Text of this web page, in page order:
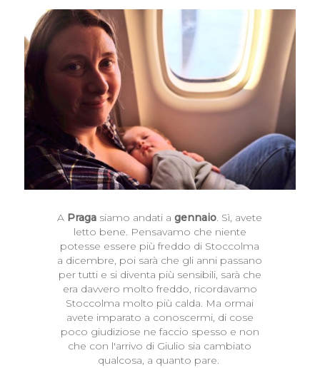
A Praga siamo andati agennaio. Sì, avete
letto bene. Pensavamo che niente
potesse essere più freddo di Stoccolma
a dicembre, poi sarà che gli anni passano
per tutti e si diventa più sensibili, sarà che
era davvero molto freddo, ricordavamo
Stoccolma molto più calda. Ma ormai
avete imparato a conoscermi, di cose
poco giudiziose ne faccio spesso e non
che con l'arrivo di Giulio sia cambiato
qualcosa, a quanto pare.